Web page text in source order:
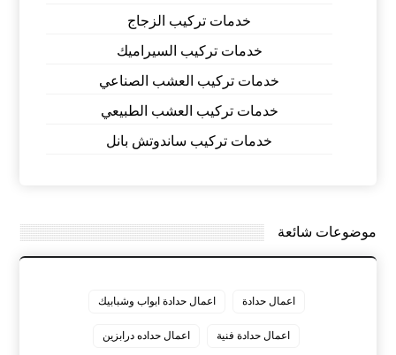
خدمات تركيب الزجاج
خدمات تركيب السيراميك
خدمات تركيب العشب الصناعي
خدمات تركيب العشب الطبيعي
خدمات تركيب ساندوتش بانل
موضوعات شائعة
اعمال حدادة اعمال حدادة ابواب وشبابيك
اعمال حدادة فنية اعمال حداده درابزين